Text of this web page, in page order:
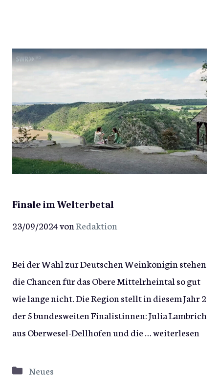
Finale im Welterbetal
23/09/2024vonRedaktion
Bei der Wahl zur Deutschen Weinkönigin stehen
die Chancen für das Obere Mittelrheintal so gut
wie lange nicht. Die Region stellt in diesem Jahr 2
der 5 bundesweiten Finalistinnen: Julia Lambrich
aus Oberwesel-Dellhofen und die …weiterlesen
Kategorien
Neues